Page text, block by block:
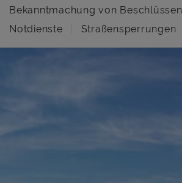
Bekanntmachung von Beschlüssen
Notdienste
Straßensperrungen